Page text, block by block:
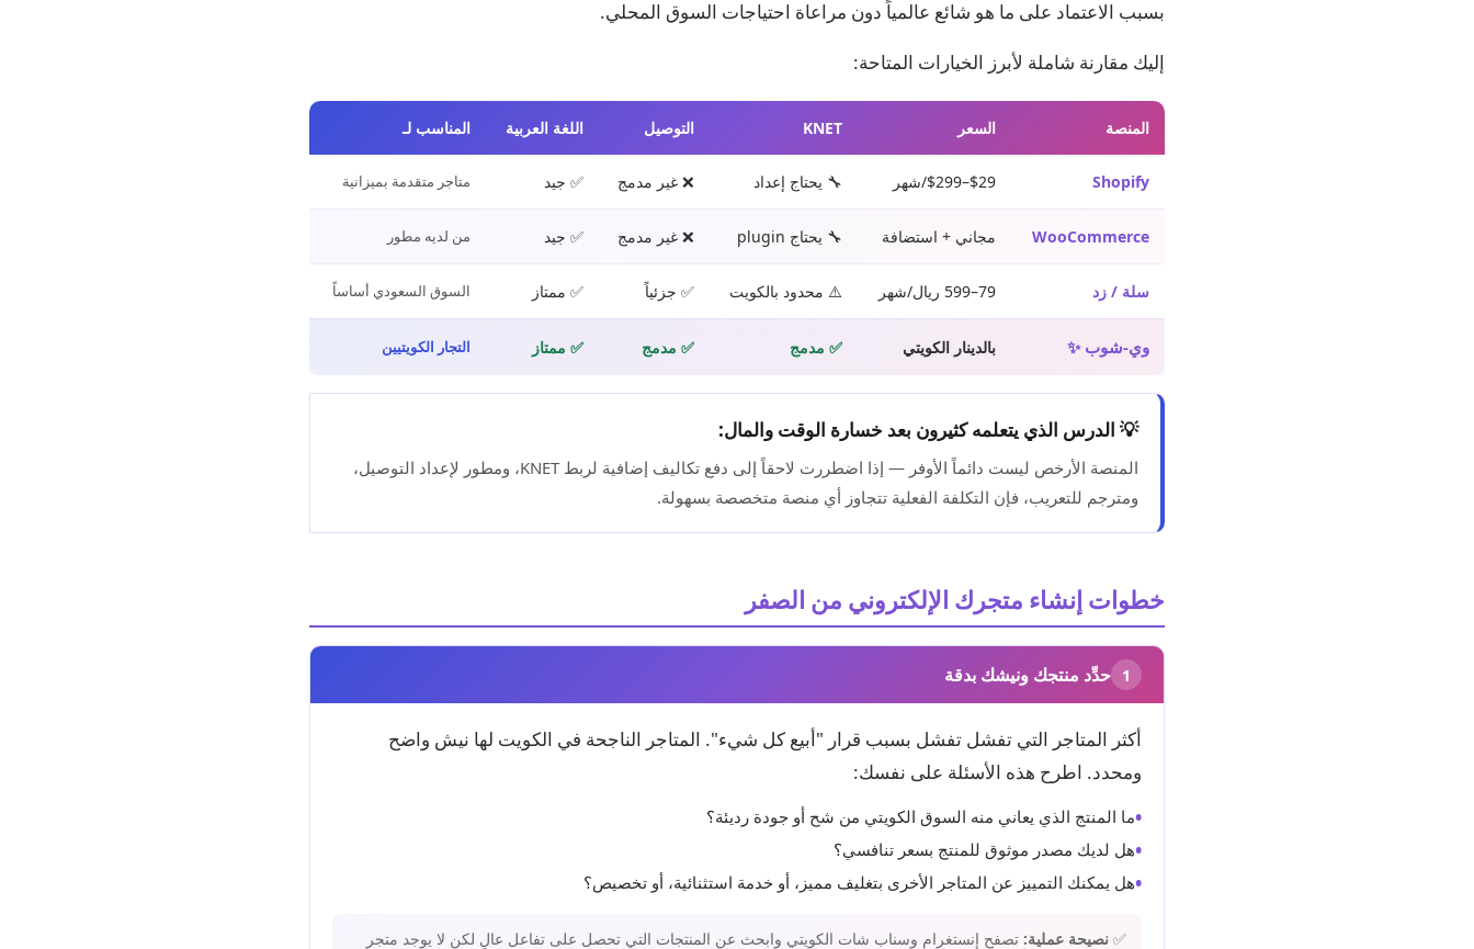
بسبب الاعتماد على ما هو شائع عالمياً دون مراعاة احتياجات السوق المحلي.
إليك مقارنة شاملة لأبرز الخيارات المتاحة:
المنصة السعر KNET التوصيل اللغة العربية المناسب لـ
Shopify $29–$299/شهر 🔧 يحتاج إعداد ❌ غير مدمج ✅ جيد متاجر متقدمة بميزانية
WooCommerce مجاني + استضافة 🔧 يحتاج plugin ❌ غير مدمج ✅ جيد من لديه مطور
سلة / زد 79–599 ريال/شهر ⚠️ محدود بالكويت ✅ جزئياً ✅ ممتاز السوق السعودي أساساً
وي-شوب ✨ بالدينار الكويتي ✅ مدمج ✅ مدمج ✅ ممتاز التجار الكويتيين
💡 الدرس الذي يتعلمه كثيرون بعد خسارة الوقت والمال:
المنصة الأرخص ليست دائماً الأوفر — إذا اضطررت لاحقاً إلى دفع تكاليف إضافية لربط KNET، ومطور لإعداد التوصيل،
ومترجم للتعريب، فإن التكلفة الفعلية تتجاوز أي منصة متخصصة بسهولة.
خطوات إنشاء متجرك الإلكتروني من الصفر
1 حدِّد منتجك ونيشك بدقة
أكثر المتاجر التي تفشل تفشل بسبب قرار "أبيع كل شيء". المتاجر الناجحة في الكويت لها نيش واضح
ومحدد. اطرح هذه الأسئلة على نفسك:
•ما المنتج الذي يعاني منه السوق الكويتي من شح أو جودة رديئة؟
•هل لديك مصدر موثوق للمنتج بسعر تنافسي؟
•هل يمكنك التمييز عن المتاجر الأخرى بتغليف مميز، أو خدمة استثنائية، أو تخصيص؟
✅ نصيحة عملية: تصفح إنستغرام وسناب شات الكويتي وابحث عن المنتجات التي تحصل على تفاعل عالٍ لكن لا يوجد متجر